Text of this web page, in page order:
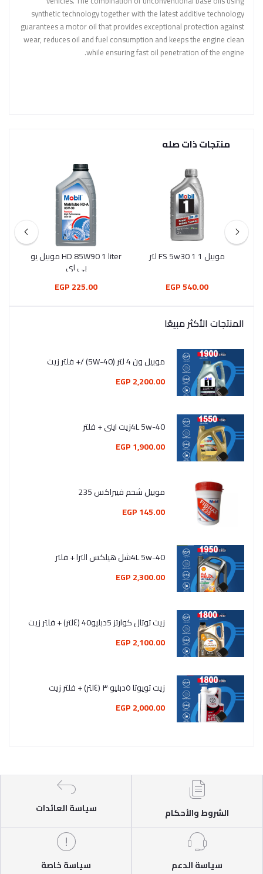
synthetic technology together with the latest additive technology
guarantees a motor oil that provides exceptional protection against
wear, reduces oil and fuel consumption and keeps the engine clean
while ensuring fast oil penetration of the engine.
منتجات ذات صله
موبيل 1 FS 5w30 1 لتر
540.00 EGP
HD 85W90 1 liter موبيل يو
بي اي
225.00 EGP
المنتجات الأكثر مبيعًا
موبيل ون 4 لتر (5W-40) /+ فلتر زيت
2,200.00 EGP
4L 5w-40زيت اينى + فلتر
1,900.00 EGP
موبيل شحم فيبراكس 235
145.00 EGP
4L 5w-40شل هيلكس الترا + فلتر
2,300.00 EGP
زيت توتال كوارتز 5دبليو40 (٤لتر) + فلتر زيت
2,100.00 EGP
زيت تويوتا ٥دبليو٣٠ (٤لتر) + فلتر زيت
2,000.00 EGP
الشروط والأحكام سياسة العائدات
سياسة الدعم سياسة خاصة